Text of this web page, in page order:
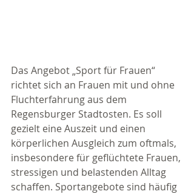
Das Angebot „Sport für Frauen“
richtet sich an Frauen mit und ohne
Fluchterfahrung aus dem
Regensburger Stadtosten. Es soll
gezielt eine Auszeit und einen
körperlichen Ausgleich zum oftmals,
insbesondere für geflüchtete Frauen,
stressigen und belastenden Alltag
schaffen. Sportangebote sind häufig